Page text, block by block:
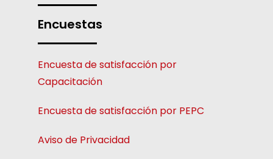
Encuestas
Encuesta de satisfacción por
Capacitación
Encuesta de satisfacción por PEPC
Aviso de Privacidad